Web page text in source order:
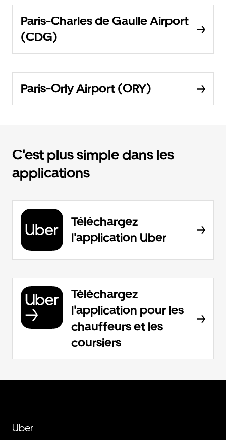
Paris-Charles de Gaulle Airport
(CDG)
Paris-Orly Airport (ORY)
C'est plus simple dans les
applications
Téléchargez
l'application Uber
Téléchargez
l'application pour les
chauffeurs et les
coursiers
Uber